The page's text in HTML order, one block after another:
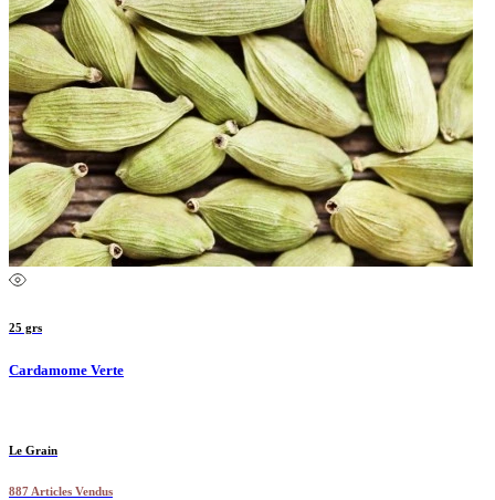
25 grs
Cardamome Verte
Le Grain
887 Articles Vendus